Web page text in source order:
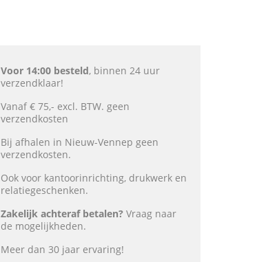
Voor 14:00 besteld, binnen 24 uur
verzendklaar!
Vanaf € 75,- excl. BTW. geen
verzendkosten
Bij afhalen in Nieuw-Vennep geen
verzendkosten.
Ook voor kantoorinrichting, drukwerk en
relatiegeschenken.
Zakelijk achteraf betalen? Vraag naar
de mogelijkheden.
Meer dan 30 jaar ervaring!